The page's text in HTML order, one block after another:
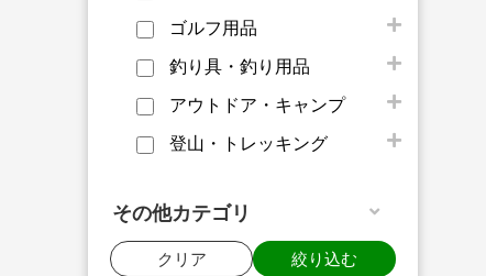
ゴルフ用品
釣り具・釣り用品
アウトドア・キャンプ
登山・トレッキング
その他カテゴリ
クリア 絞り込む